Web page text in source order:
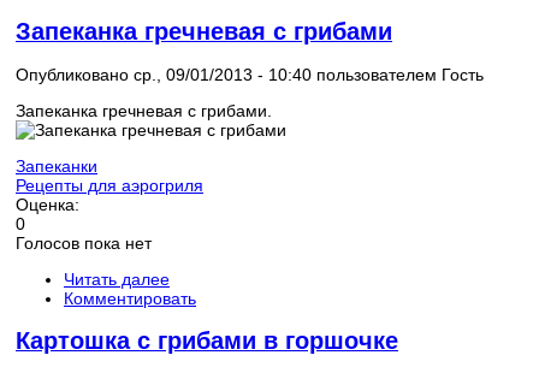
Запеканка гречневая с грибами
Опубликовано ср., 09/01/2013 - 10:40 пользователем Гость
Запеканка гречневая с грибами.
Запеканки
Рецепты для аэрогриля
Оценка:
0
Голосов пока нет
Читать далее
Комментировать
Картошка с грибами в горшочке